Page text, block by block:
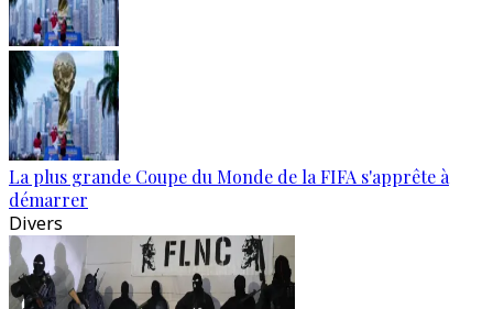
La plus grande Coupe du Monde de la FIFA s'apprête à
démarrer
Divers